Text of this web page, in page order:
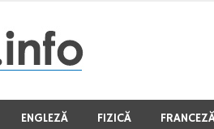
ENGLEZĂ FIZICĂ